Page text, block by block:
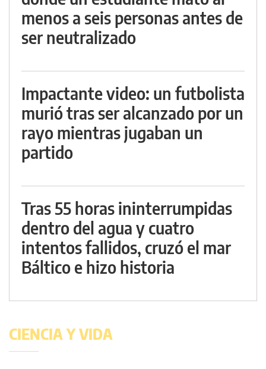
menos a seis personas antes de
ser neutralizado
Impactante video: un futbolista
murió tras ser alcanzado por un
rayo mientras jugaban un
partido
Tras 55 horas ininterrumpidas
dentro del agua y cuatro
intentos fallidos, cruzó el mar
Báltico e hizo historia
CIENCIA Y VIDA